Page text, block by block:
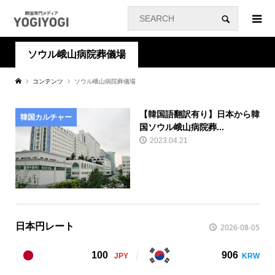
ソウル峨山病院葬儀場
コンテンツ ソウル峨山病院葬儀場
韓国カルチャー
【韓国語翻訳有り】日本から韓
国ソウル峨山病院葬...
2023.04.21
日本円レート 2026-08-05
100 906